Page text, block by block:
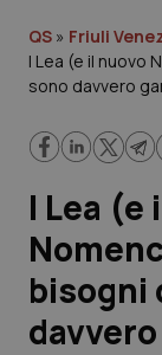
Governo e
Regioni e Asl
Lavoro e
Scienza e
Studi e
QS » Friuli
I Lea (e il nuovo
sono davvero
I Lea (e
bisogni